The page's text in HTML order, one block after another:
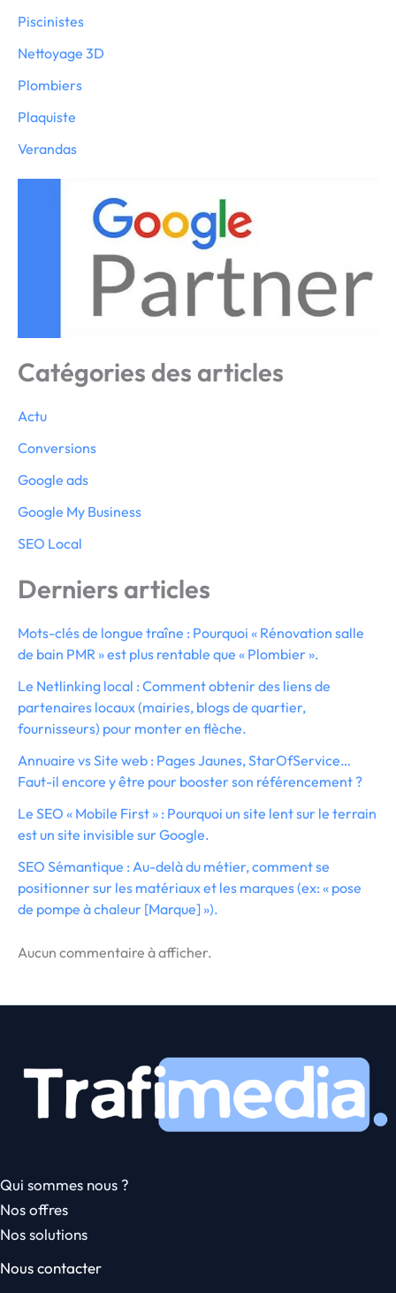
Piscinistes
Nettoyage 3D
Plombiers
Plaquiste
Verandas
Catégories des articles
Actu
Conversions
Google ads
Google My Business
SEO Local
Derniers articles
Mots-clés de longue traîne : Pourquoi « Rénovation salle
de bain PMR » est plus rentable que « Plombier ».
Le Netlinking local : Comment obtenir des liens de
partenaires locaux (mairies, blogs de quartier,
fournisseurs) pour monter en flèche.
Annuaire vs Site web : Pages Jaunes, StarOfService…
Faut-il encore y être pour booster son référencement ?
Le SEO « Mobile First » : Pourquoi un site lent sur le terrain
est un site invisible sur Google.
SEO Sémantique : Au-delà du métier, comment se
positionner sur les matériaux et les marques (ex: « pose
de pompe à chaleur [Marque] »).
Aucun commentaire à afficher.
Qui sommes nous ?
Nos offres
Nos solutions
Nous contacter